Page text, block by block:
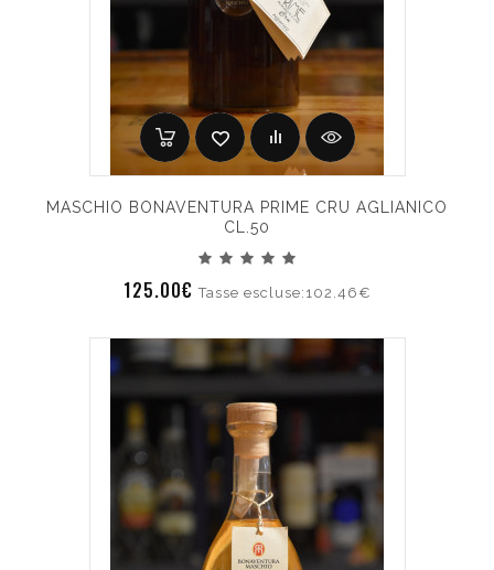
MASCHIO BONAVENTURA PRIME CRU AGLIANICO
CL.50
125.00€Tasse escluse:102.46€